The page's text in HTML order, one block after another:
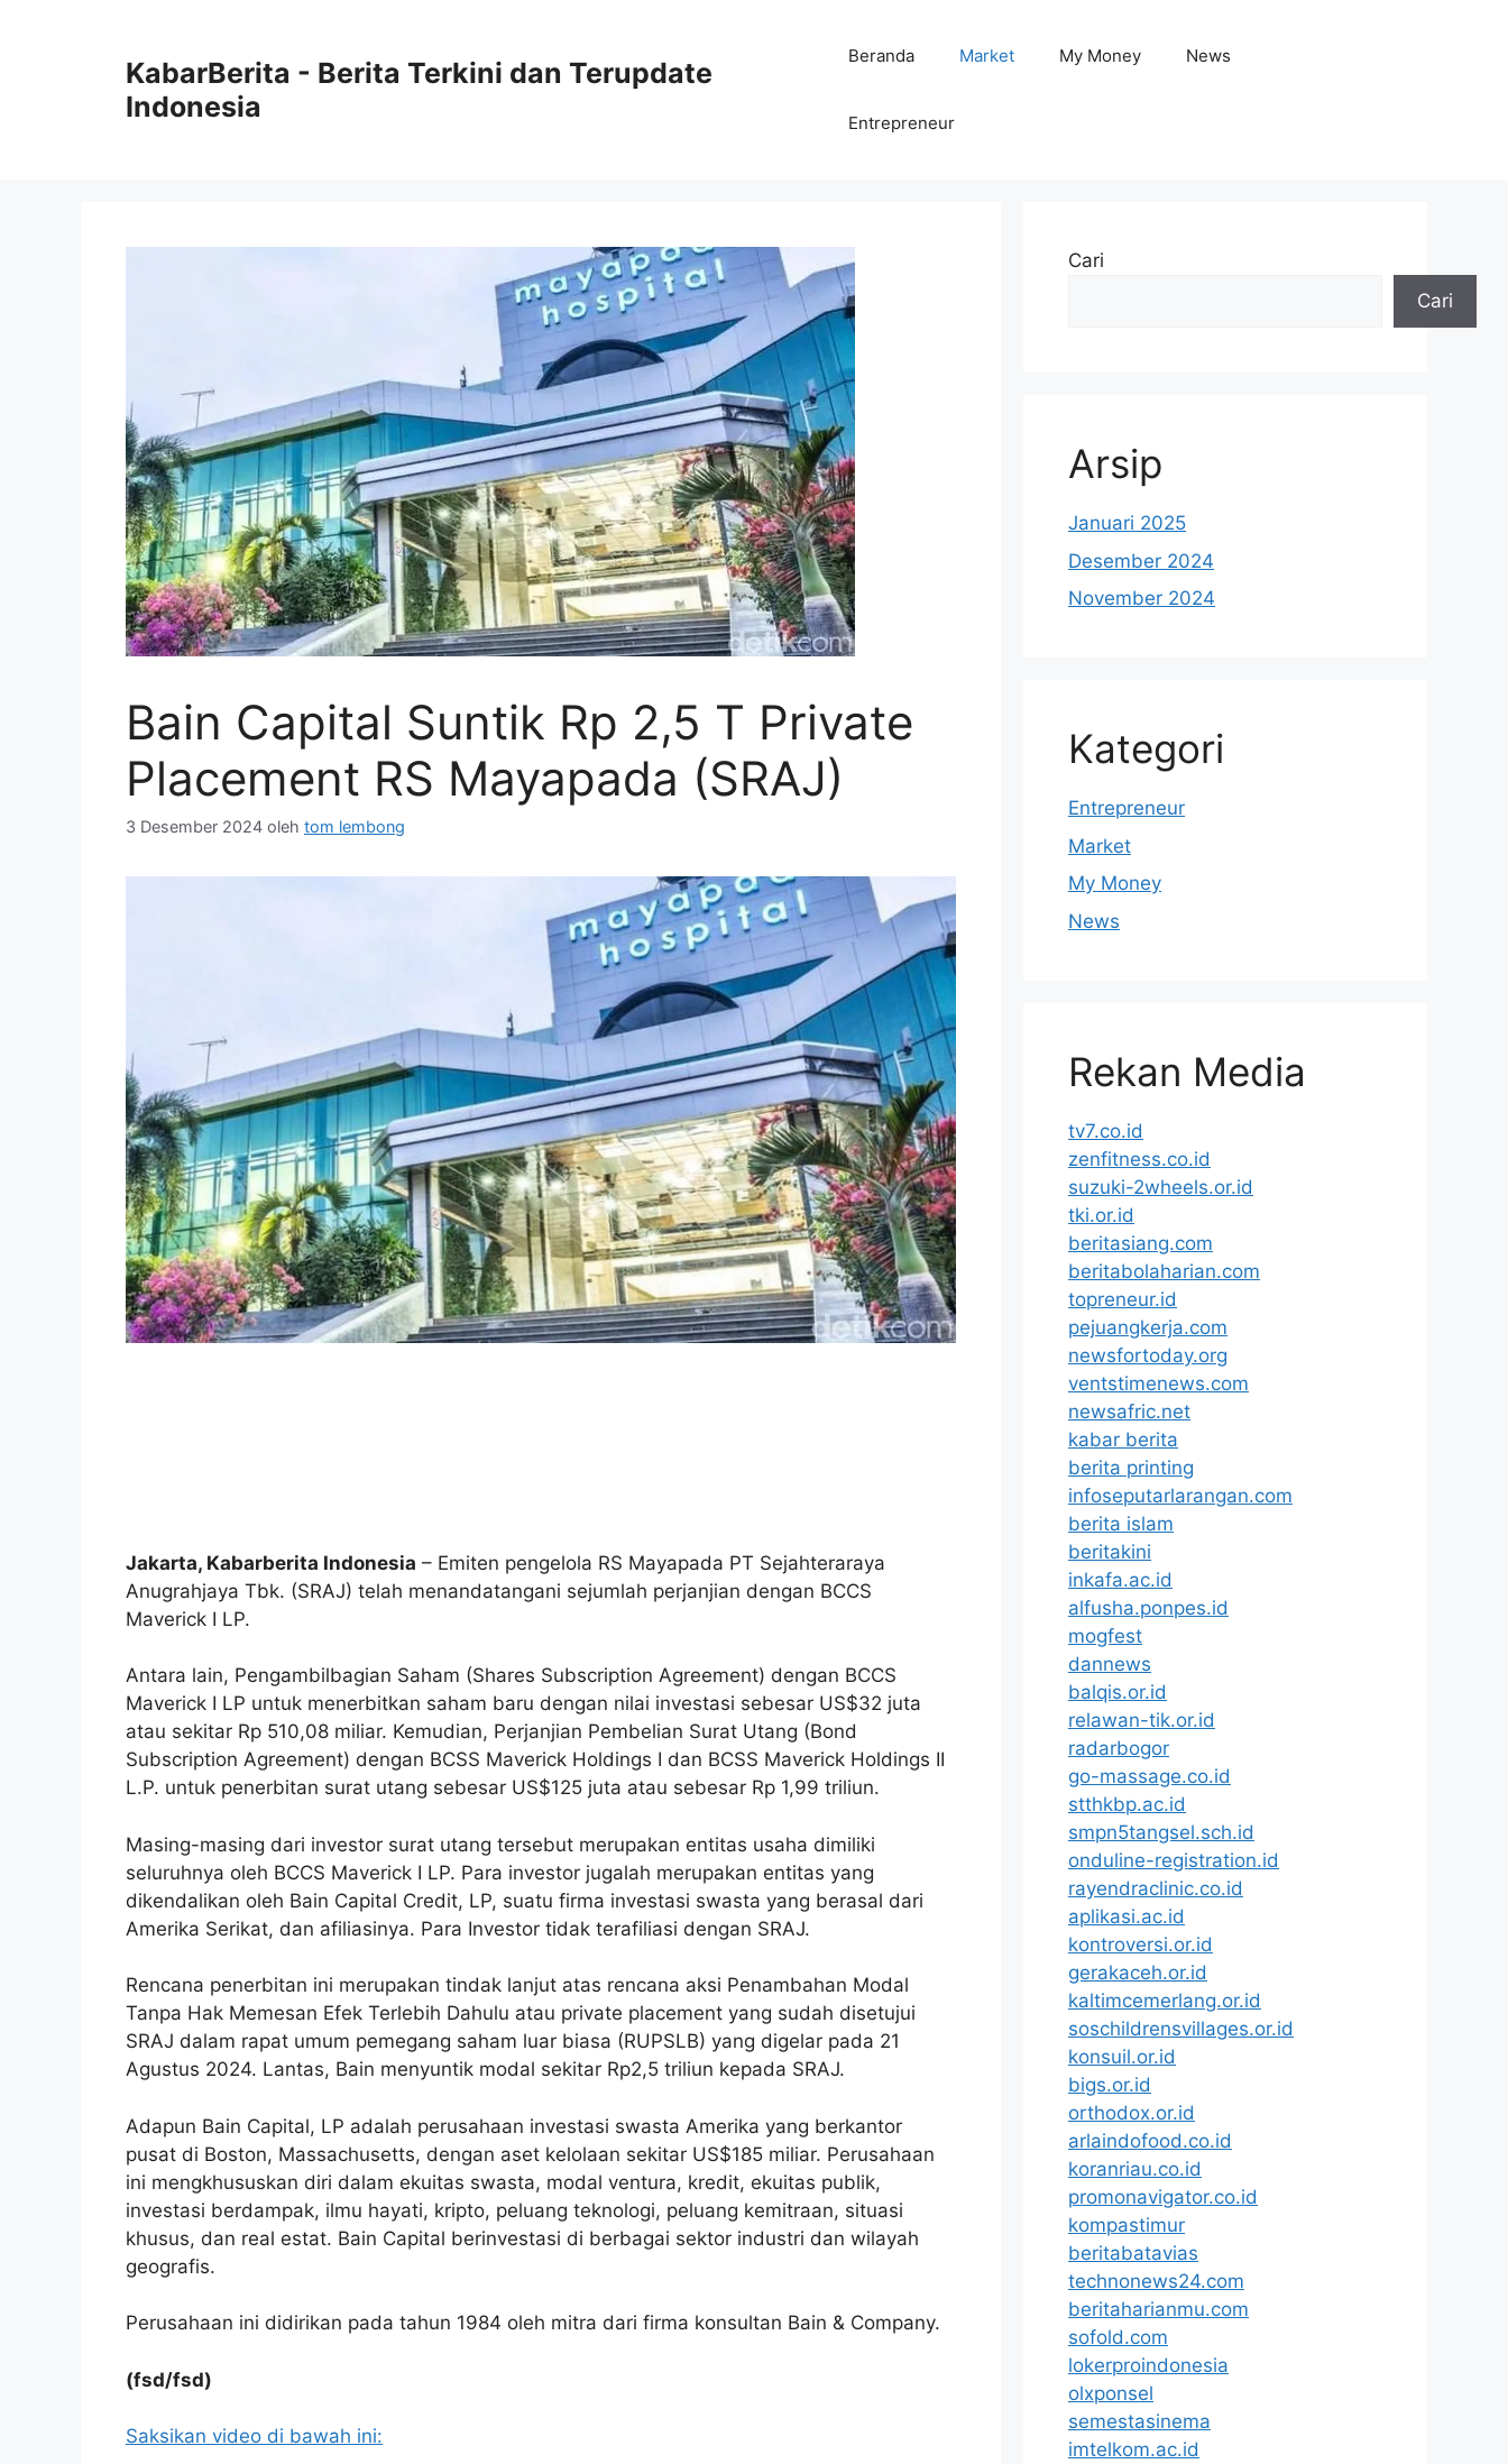
KabarBerita - Berita Terkini dan Terupdate
Indonesia
Beranda Market My Money News
Entrepreneur
Bain Capital Suntik Rp 2,5 T Private
Placement RS Mayapada (SRAJ)
3 Desember 2024 oleh tom lembong
Jakarta, Kabarberita Indonesia – Emiten pengelola RS Mayapada PT Sejahteraraya
Anugrahjaya Tbk. (SRAJ) telah menandatangani sejumlah perjanjian dengan BCCS
Maverick I LP.
Antara lain, Pengambilbagian Saham (Shares Subscription Agreement) dengan BCCS
Maverick I LP untuk menerbitkan saham baru dengan nilai investasi sebesar US$32 juta
atau sekitar Rp 510,08 miliar. Kemudian, Perjanjian Pembelian Surat Utang (Bond
Subscription Agreement) dengan BCSS Maverick Holdings I dan BCSS Maverick Holdings II
L.P. untuk penerbitan surat utang sebesar US$125 juta atau sebesar Rp 1,99 triliun.
Masing-masing dari investor surat utang tersebut merupakan entitas usaha dimiliki
seluruhnya oleh BCCS Maverick I LP. Para investor jugalah merupakan entitas yang
dikendalikan oleh Bain Capital Credit, LP, suatu firma investasi swasta yang berasal dari
Amerika Serikat, dan afiliasinya. Para Investor tidak terafiliasi dengan SRAJ.
Rencana penerbitan ini merupakan tindak lanjut atas rencana aksi Penambahan Modal
Tanpa Hak Memesan Efek Terlebih Dahulu atau private placement yang sudah disetujui
SRAJ dalam rapat umum pemegang saham luar biasa (RUPSLB) yang digelar pada 21
Agustus 2024. Lantas, Bain menyuntik modal sekitar Rp2,5 triliun kepada SRAJ.
Adapun Bain Capital, LP adalah perusahaan investasi swasta Amerika yang berkantor
pusat di Boston, Massachusetts, dengan aset kelolaan sekitar US$185 miliar. Perusahaan
ini mengkhususkan diri dalam ekuitas swasta, modal ventura, kredit, ekuitas publik,
investasi berdampak, ilmu hayati, kripto, peluang teknologi, peluang kemitraan, situasi
khusus, dan real estat. Bain Capital berinvestasi di berbagai sektor industri dan wilayah
geografis.
Perusahaan ini didirikan pada tahun 1984 oleh mitra dari firma konsultan Bain & Company.
(fsd/fsd)
Saksikan video di bawah ini:
Cari
Cari
Arsip
Januari 2025
Desember 2024
November 2024
Kategori
Entrepreneur
Market
My Money
News
Rekan Media
tv7.co.id
zenfitness.co.id
suzuki-2wheels.or.id
tki.or.id
beritasiang.com
beritabolaharian.com
topreneur.id
pejuangkerja.com
newsfortoday.org
ventstimenews.com
newsafric.net
kabar berita
berita printing
infoseputarlarangan.com
berita islam
beritakini
inkafa.ac.id
alfusha.ponpes.id
mogfest
dannews
balqis.or.id
relawan-tik.or.id
radarbogor
go-massage.co.id
stthkbp.ac.id
smpn5tangsel.sch.id
onduline-registration.id
rayendraclinic.co.id
aplikasi.ac.id
kontroversi.or.id
gerakaceh.or.id
kaltimcemerlang.or.id
soschildrensvillages.or.id
konsuil.or.id
bigs.or.id
orthodox.or.id
arlaindofood.co.id
koranriau.co.id
promonavigator.co.id
kompastimur
beritabatavias
technonews24.com
beritaharianmu.com
sofold.com
lokerproindonesia
olxponsel
semestasinema
imtelkom.ac.id